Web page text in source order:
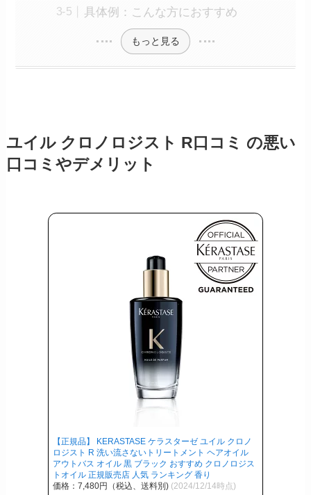
具体例：こんな方におすすめ
もっと見る
ユイル クロノロジスト R口コミ の悪い
口コミやデメリット
【正規品】 KERASTASE ケラスターゼ ユイル クロノ
ロジスト R 洗い流さないトリートメント ヘアオイル
アウトバス オイル 黒 ブラック おすすめ クロノロジス
トオイル 正規販売店 人気 ランキング 香り
価格：7,480円（税込、送料別) (2024/12/14時点)